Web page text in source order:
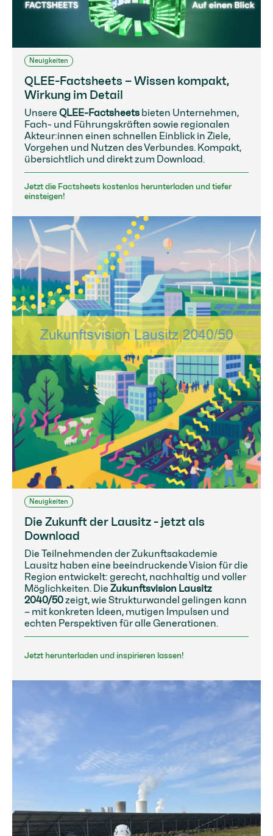
Neuigkeiten
QLEE-Factsheets – Wissen kompakt,
Wirkung im Detail
Unsere QLEE-Factsheets bieten Unternehmen,
Fach- und Führungskräften sowie regionalen
Akteur:innen einen schnellen Einblick in Ziele,
Vorgehen und Nutzen des Verbundes. Kompakt,
übersichtlich und direkt zum Download.
Jetzt die Factsheets kostenlos herunterladen und tiefer
einsteigen!
Neuigkeiten
Die Zukunft der Lausitz - jetzt als
Download
Die Teilnehmenden der Zukunftsakademie
Lausitz haben eine beeindruckende Vision für die
Region entwickelt: gerecht, nachhaltig und voller
Möglichkeiten. Die Zukunftsvision Lausitz
2040/50zeigt, wie Strukturwandel gelingen kann
– mit konkreten Ideen, mutigen Impulsen und
echten Perspektiven für alle Generationen.
Jetzt herunterladen und inspirieren lassen!